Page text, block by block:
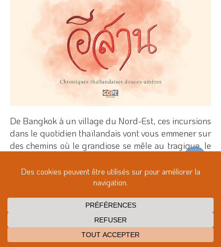
De Bangkok à un village du Nord-Est, ces incursions
dans le quotidien thaïlandais vont vous emmener sur
des chemins où le grandiose se mêle au tragique, le
Informations détaillées